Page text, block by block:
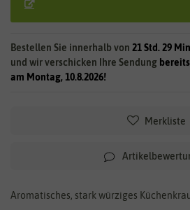
Bestellen Sie innerhalb von 21 Std. 29
und wir verschicken Ihre Sendung
am Montag, 10.8.2026!
Merkliste
Aromatisches, stark würziges